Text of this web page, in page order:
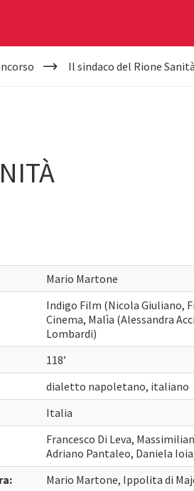
Il sindaco del Rione Sanità
Mario Martone
Indigo Film (Nicola Giuliano,
Cinema, Malìa (Alessandra
Lombardi)
118’
dialetto napoletano, italiano
Italia
Francesco Di Leva,
Adriano Pantaleo, Daniela
Mario Martone, Ippolita di